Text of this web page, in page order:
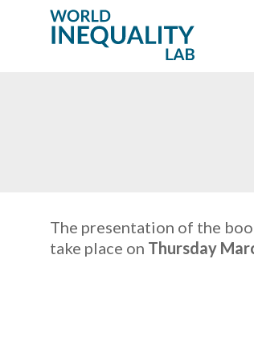
The presentation of the
take place on Thursday